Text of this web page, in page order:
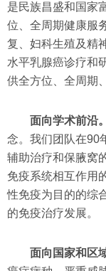
是民族昌盛和国家
位、全周期健康服
复、妇科生殖及精
水平乳腺癌诊疗和
供全方位、全周期
面向学术前沿。
念。我们团队在90
辅助治疗和保腋窝
免疫系统相互作用
性免疫为目的的综
的免疫治疗发展。
面向国家和区